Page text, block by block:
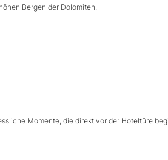
Bergen der Dolomiten.
Momente, die direkt vor der Hoteltüre